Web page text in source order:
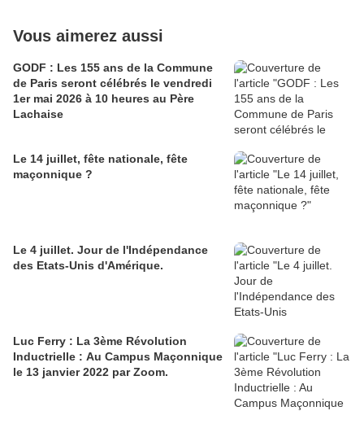
Vous aimerez aussi
GODF : Les 155 ans de la Commune
de Paris seront célébrés le vendredi
1er mai 2026 à 10 heures au Père
Lachaise
Le 14 juillet, fête nationale, fête
maçonnique ?
Le 4 juillet. Jour de l'Indépendance
des Etats-Unis d'Amérique.
Luc Ferry : La 3ème Révolution
Inductrielle : Au Campus Maçonnique
le 13 janvier 2022 par Zoom.